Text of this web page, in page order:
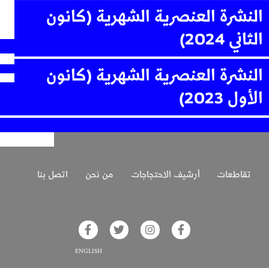
النشرة العنصرية الشهرية (كانون
الثاني 2024)
النشرة العنصرية الشهرية (كانون
الأول 2023)
تقاطعات أرشيف الاحتجاجات من نحن اتصل بنا
Akhbar Alsaha on Facebook
Akhbar Alsaha on Instagram
Alsaha on Twitter
on Facebook